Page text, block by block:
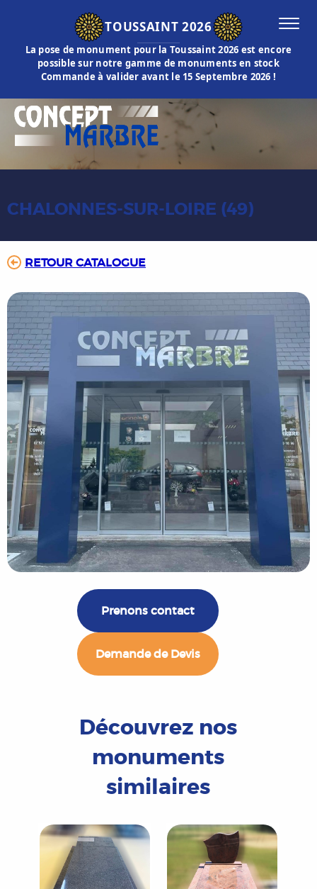
TOUSSAINT 2026
La pose de monument pour la Toussaint 2026 est encore
possible sur notre gamme de monuments en stock
Commande à valider avant le 15 Septembre 2026 !
CHALONNES-SUR-LOIRE (49)
RETOUR CATALOGUE
Prenons contact
Demande de Devis
Découvrez nos
monuments
similaires